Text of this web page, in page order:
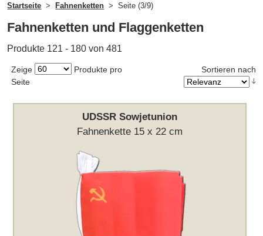
Startseite Fahnenketten Seite (3/9)
Fahnenketten und Flaggenketten
Produkte 121 - 180 von 481
Zeige
Produkte pro
Seite
Sortieren nach
UDSSR Sowjetunion
Fahnenkette 15 x 22 cm